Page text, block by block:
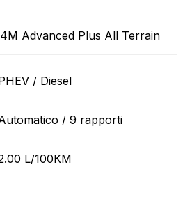
Advanced Plus All Terrain
/ Diesel
/ 9 rapporti
L/100KM